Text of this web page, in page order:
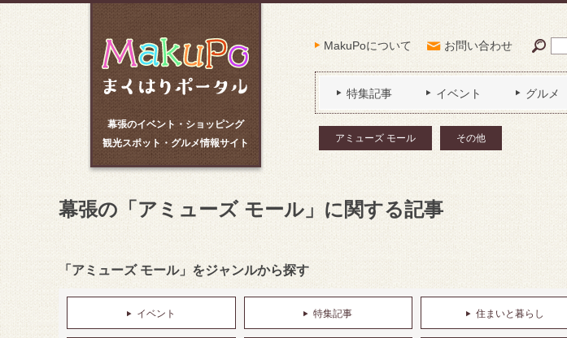
幕張のイベント・ショッピング
観光スポット・グルメ情報サイト
MakuPoについて お問い合わせ
特集記事 イベント グルメ
アミューズ モール その他
幕張の「アミューズ モール」に関する記事
「アミューズ モール」をジャンルから探す
イベント 特集記事 住まいと暮らし